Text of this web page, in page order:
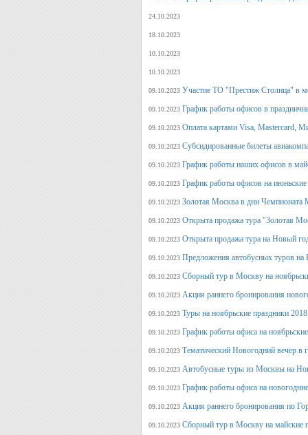
24.10.2023
18.10.2023
10.10.2023
10.10.2023
09.10.2023 Участие ТО "Престиж Столица" в
09.10.2023 График работы офисов в
09.10.2023 Оплата картами Visa, Mastercard,
09.10.2023 Субсидированные билеты
09.10.2023 График работы наших офисов в
09.10.2023 График работы офисов на
09.10.2023 Золотая Москва в дни Чемпионата
09.10.2023 Открыта продажа тура "Золотая
09.10.2023 Открыта продажа тура на Новый
09.10.2023 Предложения автобусных туров
09.10.2023 Сборный тур в Москву на
09.10.2023 Акция раннего бронирования
09.10.2023 Туры на ноябрьские праздники 2018
09.10.2023 График работы офиса на
09.10.2023 Тематический Новогодний вечер
09.10.2023 Автобусные туры из Москвы на
09.10.2023 График работы офиса на
09.10.2023 Акция раннего бронирования по
09.10.2023 Сборный тур в Москву на майские